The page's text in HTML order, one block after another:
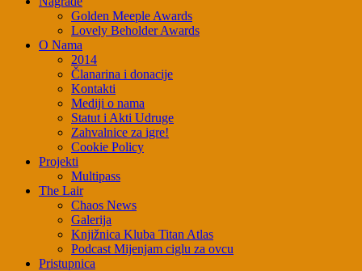
Golden Meeple Awards
Lovely Beholder Awards
O Nama
2014
Članarina i donacije
Kontakti
Mediji o nama
Statut i Akti Udruge
Zahvalnice za igre!
Cookie Policy
Projekti
Multipass
The Lair
Chaos News
Galerija
Knjižnica Kluba Titan Atlas
Podcast Mijenjam ciglu za ovcu
Pristupnica